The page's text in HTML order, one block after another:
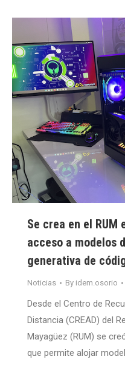
Se crea en el
acceso a modelos
generativa de
Noticias By idem.osorio
Desde el Centro de
Distancia (CREAD) del
Mayagüez (RUM) se
que permite alojar